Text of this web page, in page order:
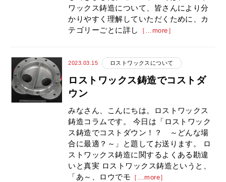
ワックス鋳造について、皆さんにより分
かりやすく理解していただくために、カ
テゴリーごとに詳し
［…more］
2023.03.15 ロストワックスについて
ロストワックス鋳造でコストダ
ウン
みなさん、こんにちは。ロストワックス
鋳造コラムです。 今日は「ロストワック
ス鋳造でコストダウン！？ ～どんな場
合に最適？～」と題してお送ります。 ロ
ストワックス鋳造に関するよくある勘違
いと真実 ロストワックス鋳造というと、
「あ～、ロウでモ ［…more］